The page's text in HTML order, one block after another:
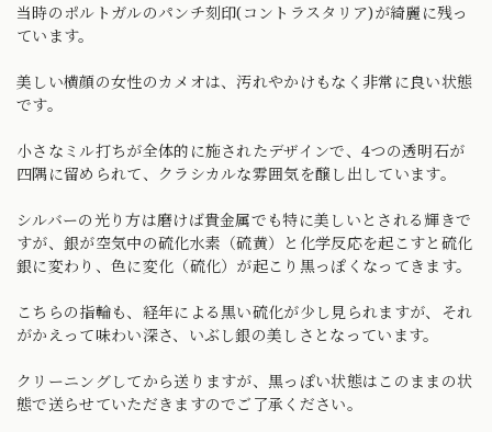
当時のポルトガルのパンチ刻印(コントラスタリア)が綺麗に残っ
ています。
美しい横顔の女性のカメオは、汚れやかけもなく非常に良い状態
です。
小さなミル打ちが全体的に施されたデザインで、4つの透明石が
四隅に留められて、クラシカルな雰囲気を醸し出しています。
シルバーの光り方は磨けば貴金属でも特に美しいとされる輝きで
すが、銀が空気中の硫化水素（硫黄）と化学反応を起こすと硫化
銀に変わり、色に変化（硫化）が起こり黒っぽくなってきます。
こちらの指輪も、経年による黒い硫化が少し見られますが、それ
がかえって味わい深さ、いぶし銀の美しさとなっています。
クリーニングしてから送りますが、黒っぽい状態はこのままの状
態で送らせていただきますのでご了承ください。